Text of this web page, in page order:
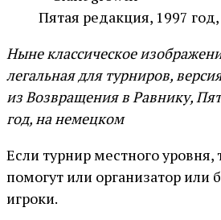
Пятая редакция, 1997
Ныне классическое
легальная для турниров,
из Возвращения в Равнику,
год, на немецком
Если турнир местного уровня,
помогут или организатор или
игроки.